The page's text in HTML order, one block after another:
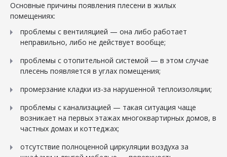
Основные причины появления плесени в жилых
помещениях:
проблемы с вентиляцией — она либо работает
неправильно, либо не действует вообще;
проблемы с отопительной системой — в этом случае
плесень появляется в углах помещения;
промерзание кладки из-за нарушенной теплоизоляции;
проблемы с канализацией — такая ситуация чаще
возникает на первых этажах многоквартирных домов, в
частных домах и коттеджах;
отсутствие полноценной циркуляции воздуха за